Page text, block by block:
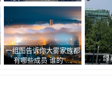
一组图告诉你大雾家族都
有哪些成员 谁的“...
惊